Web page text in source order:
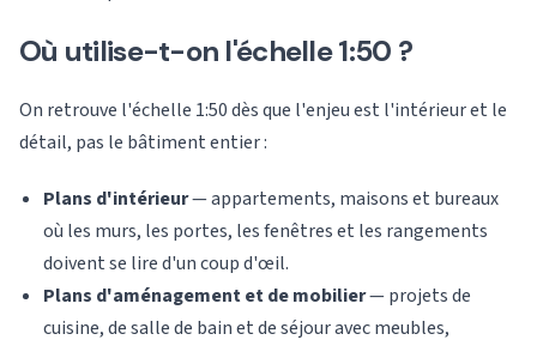
Où utilise-t-on l'échelle 1:50 ?
On retrouve l'échelle 1:50 dès que l'enjeu est l'intérieur et le
détail, pas le bâtiment entier :
Plans d'intérieur— appartements, maisons et bureaux
où les murs, les portes, les fenêtres et les rangements
doivent se lire d'un coup d'œil.
Plans d'aménagement et de mobilier— projets de
cuisine, de salle de bain et de séjour avec meubles,